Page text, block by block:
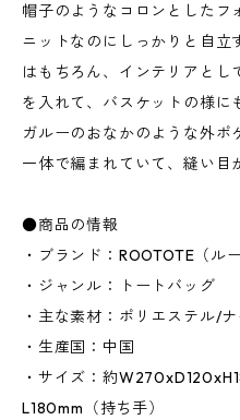
帽子のようなコロンとしたフ
ニットなのにしっかりと自立
はもちろん、インテリアとし
を入れて、バスケットの様に
ガルーのおなかのような外ポ
一体で編まれていて、縫い目
●商品の情報
・ブランド：ROOTOTE（ル
・ジャンル：トートバッグ
・主な素材：ポリエステル/
・生産国：中国
・サイズ：約
L180mm（持ち手）